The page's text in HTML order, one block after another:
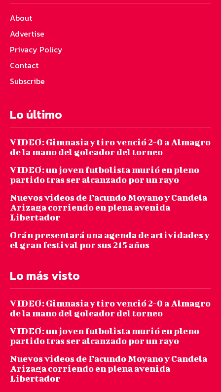
About
Advertise
Privacy Policy
Contact
Subscribe
Lo último
VIDEO: Gimnasia y tiro venció 2-0 a Almagro
de la mano del goleador del torneo
VIDEO: un joven futbolista murió en pleno
partido tras ser alcanzado por un rayo
Nuevos videos de Facundo Moyano y Candela
Arizaga corriendo en plena avenida
Libertador
Orán presentará una agenda de actividades y
el gran festival por sus 215 años
Lo más visto
VIDEO: Gimnasia y tiro venció 2-0 a Almagro
de la mano del goleador del torneo
VIDEO: un joven futbolista murió en pleno
partido tras ser alcanzado por un rayo
Nuevos videos de Facundo Moyano y Candela
Arizaga corriendo en plena avenida
Libertador